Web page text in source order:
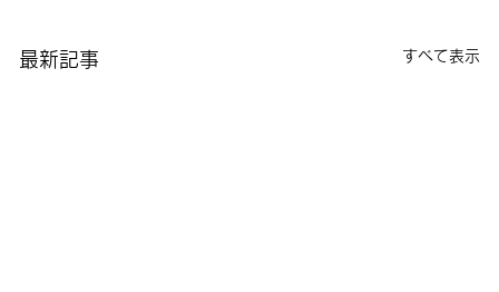
最新記事 すべて表示